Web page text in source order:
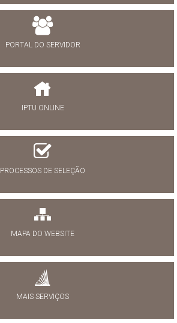
PORTAL DO SERVIDOR
IPTU ONLINE
PROCESSOS DE SELEÇÃO
MAPA DO WEBSITE
MAIS SERVIÇOS